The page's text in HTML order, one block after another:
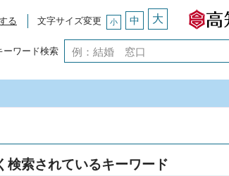
る 文字サイズ変更 小 中 大
ーワード検索
検索されているキーワード